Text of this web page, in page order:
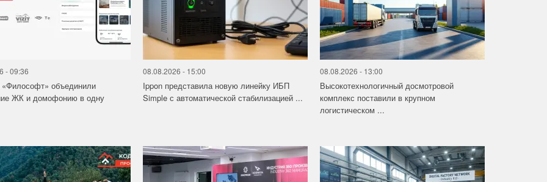
- 09:36
объединили
ЖК и домофонию в одну
08.08.2026 - 15:00
Ippon представила новую линейку ИБП
Simple с автоматической стабилизацией ...
08.08.2026 - 13:00
Высокотехнологичный досмотровой
комплекс поставили в крупном
логистическом ...